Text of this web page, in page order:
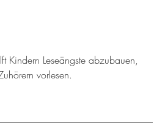
Kindern Leseängste abzubauen,
vorlesen.